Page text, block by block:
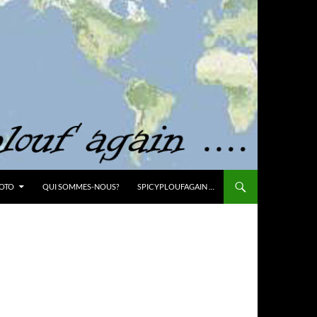
QUI SOMMES-NOUS? SPICYPLOUFAGAIN …